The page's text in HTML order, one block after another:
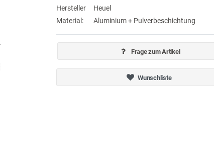
Hersteller
Heuel
Material:
Aluminium + Pulverbeschichtung
Frage zum Artikel
Wunschliste